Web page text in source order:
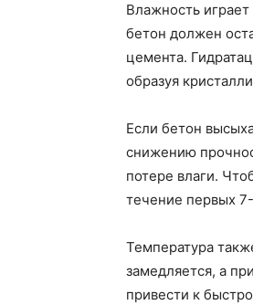
Влажность
бетон должен
цемента.
образуя
Если бетон
снижению
потере влаги.
течение первых
Температура
замедляется, а
привести к